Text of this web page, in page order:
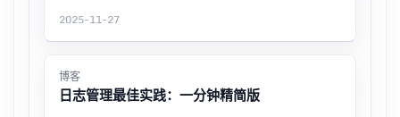
2025-11-27
博客
日志管理最佳实践：一分钟精简版